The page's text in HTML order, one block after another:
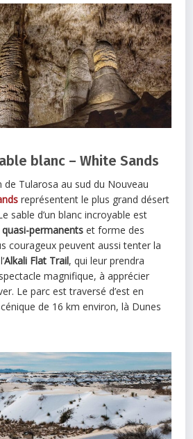
blanc – White Sands
de Tularosa au sud du Nouveau
représentent le plus grand désert
sable d’un blanc incroyable est
permanents et forme des
courageux peuvent aussi tenter la
Alkali Flat Trail, qui leur prendra
magnifique, à apprécier
Le parc est traversé d’est en
de 16 km environ, là Dunes